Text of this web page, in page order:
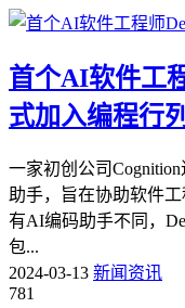
首个AI软件工
式加入编程行列
一家初创公司
助手，旨在协助软件
有AI编码助手不同，
包...
2024-03-13 新闻资讯
781